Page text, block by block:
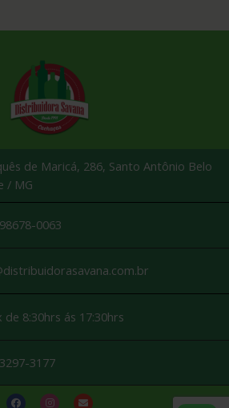
de Maricá, 286, Santo Antônio Belo
/ MG
0063
de 8:30hrs ás 17:30hrs
3177